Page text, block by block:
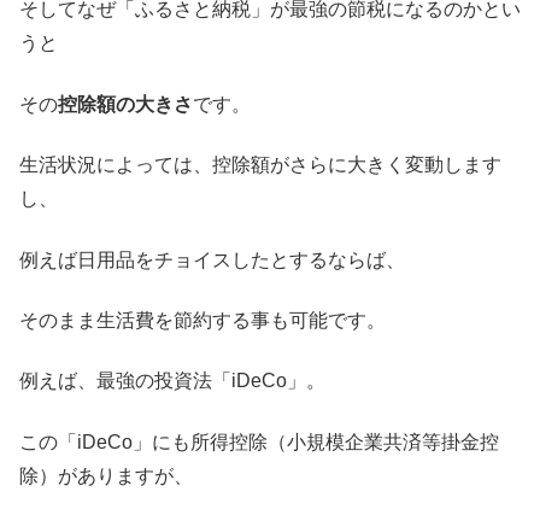
そしてなぜ「ふるさと納税」が最強の節税になるのかとい
うと
その控除額の大きさです。
生活状況によっては、控除額がさらに大きく変動します
し、
例えば日用品をチョイスしたとするならば、
そのまま生活費を節約する事も可能です。
例えば、最強の投資法「iDeCo」。
この「iDeCo」にも所得控除（小規模企業共済等掛金控
除）がありますが、